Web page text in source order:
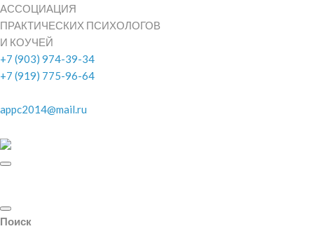
АССОЦИАЦИЯ
ПРАКТИЧЕСКИХ ПСИХОЛОГОВ
И КОУЧЕЙ
+7 (903) 974-39-34
+7 (919) 775-96-64
appc2014@mail.ru
Поиск